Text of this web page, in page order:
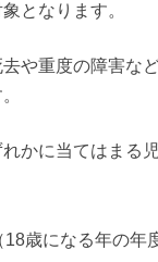
となります。
や重度の障害な
かに当てはまる
歳になる年の年